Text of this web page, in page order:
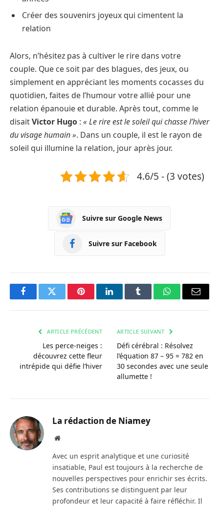
Créer des souvenirs joyeux qui cimentent la
relation
Alors, n’hésitez pas à cultiver le rire dans votre
couple. Que ce soit par des blagues, des jeux, ou
simplement en appréciant les moments cocasses du
quotidien, faites de l’humour votre allié pour une
relation épanouie et durable. Après tout, comme le
disaitVictor Hugo : « Le rire est le soleil qui chasse l’hiver
du visage humain ». Dans un couple, il est le rayon de
soleil qui illumine la relation, jour après jour.
4.6/5 - (3 votes)
Suivre sur Google News
Suivre sur Facebook
FacebookTwitter PinterestLinkedInTumblr WhatsApp
ARTICLE PRÉCÉDENT
Les perce-neiges :
découvrez cette fleur
intrépide qui défie l’hiver
ARTICLE SUIVANT
Défi cérébral : Résolvez
l’équation 87 – 95 = 782 en
30 secondes avec une seule
allumette !
La rédaction de Niamey
Site
Avec un esprit analytique et une curiosité
insatiable, Paul est toujours à la recherche de
nouvelles perspectives pour enrichir ses écrits.
Ses contributions se distinguent par leur
profondeur et leur capacité à faire réfléchir. Il